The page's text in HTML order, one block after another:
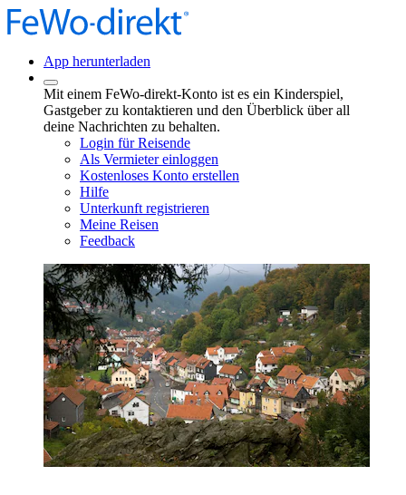
App herunterladen
Mit einem FeWo-direkt-Konto ist es ein Kinderspiel,
Gastgeber zu kontaktieren und den Überblick über all
deine Nachrichten zu behalten.
Login für Reisende
Als Vermieter einloggen
Kostenloses Konto erstellen
Hilfe
Unterkunft registrieren
Meine Reisen
Feedback